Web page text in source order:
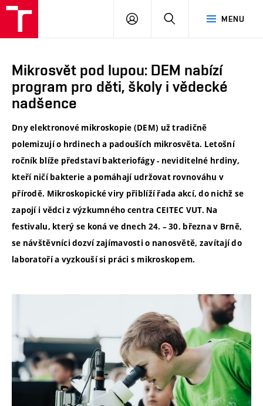
MENU
PŘIHLÁSIT
Mikrosvět pod lupou: DEM nabízí
program pro děti, školy i vědecké
nadšence
Dny elektronové mikroskopie (DEM) už tradičně
polemizují o hrdinech a padouších mikrosvěta. Letošní
ročník blíže představí bakteriofágy - neviditelné hrdiny,
kteří ničí bakterie a pomáhají udržovat rovnováhu v
přírodě. Mikroskopické viry přiblíží řada akcí, do nichž se
zapojí i vědci z výzkumného centra CEITEC VUT. Na
festivalu, který se koná ve dnech 24. – 30. března v Brně,
se návštěvníci dozví zajímavosti o nanosvětě, zavítají do
laboratoří a vyzkouší si práci s mikroskopem.